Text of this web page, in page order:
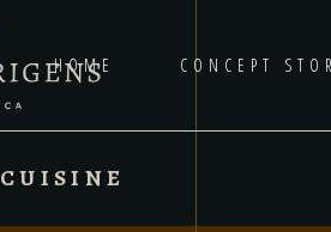
HOME CONCEPT
CUISINE